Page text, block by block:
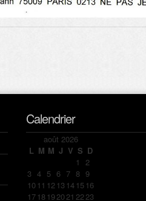
Calendrier
août 2026
L M M J V S D
1 2
3 4 5 6 7 8 9
10 11 12 13 14 15 16
17 18 192021 2223